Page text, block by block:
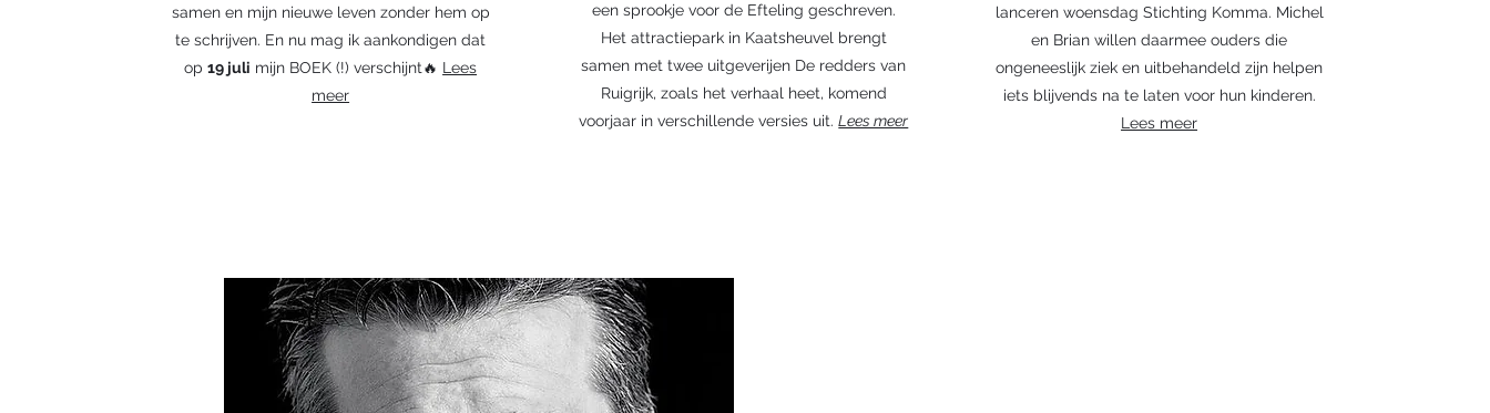
samen en mijn nieuwe leven zonder hem op
te schrijven. En nu mag ik aankondigen dat
op19 juli mijn BOEK (!) verschijnt🔥 Lees
meer
een sprookje voor de Efteling geschreven.
Het attractiepark in Kaatsheuvel brengt
samen met twee uitgeverijen De redders van
Ruigrijk, zoals het verhaal heet, komend
voorjaar in verschillende versies uit.Lees meer
lanceren woensdag Stichting Komma. Michel
en Brian willen daarmee ouders die
ongeneeslijk ziek en uitbehandeld zijn helpen
iets blijvends na te laten voor hun kinderen.
Lees meer